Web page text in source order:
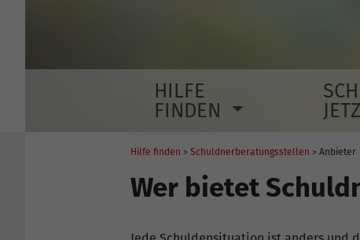
HILFE
FINDEN
Hilfe finden >Schuldnerberatungsstellen > Anbieter
Wer bietet